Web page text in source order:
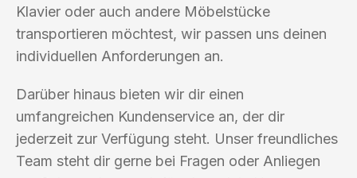
Klavier oder auch andere Möbelstücke
transportieren möchtest, wir passen uns deinen
individuellen Anforderungen an.
Darüber hinaus bieten wir dir einen
umfangreichen Kundenservice an, der dir
jederzeit zur Verfügung steht. Unser freundliches
Team steht dir gerne bei Fragen oder Anliegen